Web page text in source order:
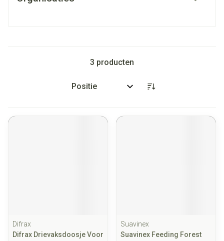
3 producten
Sorteer op:
Difrax
Difrax Drievaksdoosje Voor
Suavinex
Suavinex Feeding Forest